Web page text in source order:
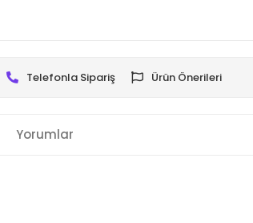
Telefonla Sipariş Ürün Önerileri
Yorumlar